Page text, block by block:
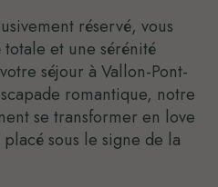
réservé, vous
et une sérénité
séjour à Vallon-Pont-
romantique, notre
se transformer en love
sous le signe de la